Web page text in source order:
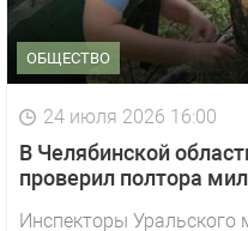
ОБЩЕСТВО
24 июля 2026 16:00
В Челябинской
проверил полтора
Инспекторы Уральского